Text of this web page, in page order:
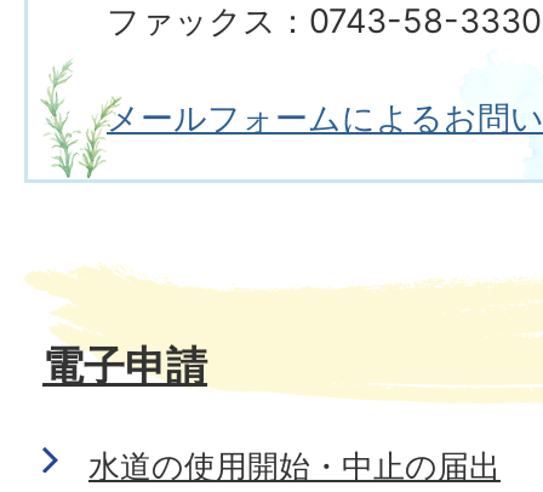
ファックス：0743-58-3330
メールフォームによるお問
電子申請
水道の使用開始・中止の届出